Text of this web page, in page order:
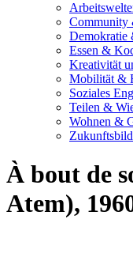
Community
Demokratie
Essen &
Kreativität
Mobilität &
Soziales
Teilen &
Wohnen &
À bout de
Atem),